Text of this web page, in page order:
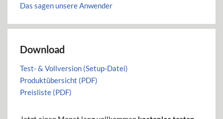
Das sagen unsere Anwender
Download
Test- & Vollversion (Setup-Datei)
Produktübersicht (PDF)
Preisliste (PDF)